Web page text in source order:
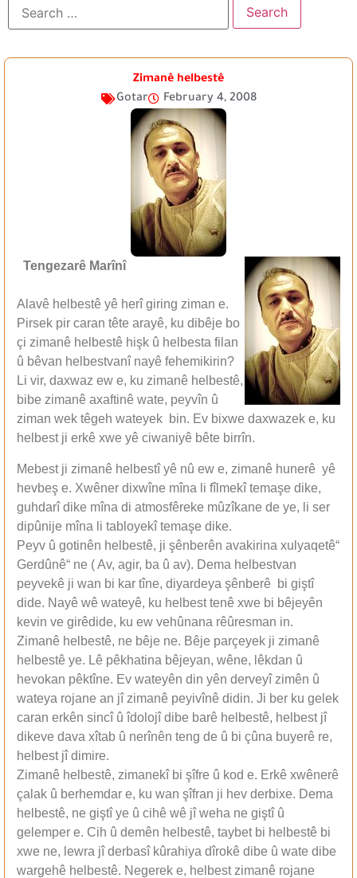
Zimanê helbestê
Gotar
February 4, 2008
Tengezarê Marînî
Alavê helbestê yê herî giring ziman e.
Pirsek pir caran tête arayê, ku dibêje bo
çi zimanê helbestê hişk û helbesta filan
û bêvan helbestvanî nayê fehemikirin?
Li vir, daxwaz ew e, ku zimanê helbestê,
bibe zimanê axaftinê wate, peyvîn û
ziman wek têgeh wateyek bin. Ev bixwe daxwazek e, ku
helbest ji erkê xwe yê ciwaniyê bête birrîn.
Mebest ji zimanê helbestî yê nû ew e, zimanê hunerê yê
hevbeş e. Xwêner dixwîne mîna li fîlmekî temaşe dike,
guhdarî dike mîna di atmosfêreke mûzîkane de ye, li ser
dipûnije mîna li tabloyekî temaşe dike.
Peyv û gotinên helbestê, ji şênberên avakirina xulyaqetê“
Gerdûnê“ ne ( Av, agir, ba û av). Dema helbestvan
peyvekê ji wan bi kar tîne, diyardeya şênberê bi giştî
dide. Nayê wê wateyê, ku helbest tenê xwe bi bêjeyên
kevin ve girêdide, ku ew vehûnana rêûresman in.
Zimanê helbestê, ne bêje ne. Bêje parçeyek ji zimanê
helbestê ye. Lê pêkhatina bêjeyan, wêne, lêkdan û
hevokan pêktîne. Ev wateyên din yên derveyî zimên û
wateya rojane an jî zimanê peyivînê didin. Ji ber ku gelek
caran erkên sincî û îdolojî dibe barê helbestê, helbest jî
dikeve dava xîtab û nerînên teng de û bi çûna buyerê re,
helbest jî dimire.
Zimanê helbestê, zimanekî bi şîfre û kod e. Erkê xwênerê
çalak û berhemdar e, ku wan şîfran ji hev derbixe. Dema
helbestê, ne giştî ye û cihê wê jî weha ne giştî û
gelemper e. Cih û demên helbestê, taybet bi helbestê bi
xwe ne, lewra jî derbasî kûrahiya dîrokê dibe û wate dibe
wargehê helbestê. Negerek e, helbest zimanê rojane